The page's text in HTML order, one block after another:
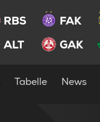
RBS FAK
ALT GAK
Tabelle News